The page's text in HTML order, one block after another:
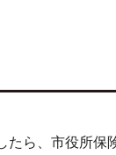
たら、市役所保